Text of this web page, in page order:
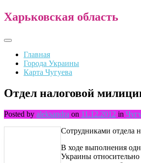
Харьковская область
Главная
Города Украины
Карта Чугуева
Отдел налоговой
Posted by aleksandra on 11.12.2012 in
Сотрудниками отдела
В ходе выполнения
Украины